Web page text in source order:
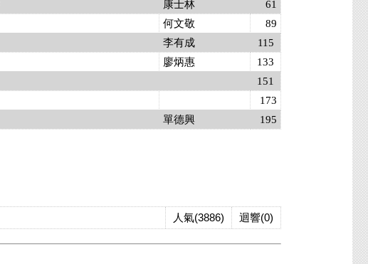
康士林
61
何文敬
89
李有成
115
廖炳惠
133
151
173
單德興 195
迴響(0)
人氣(3886)